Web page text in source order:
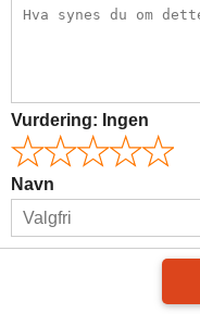
Vurdering: Ingen
Navn